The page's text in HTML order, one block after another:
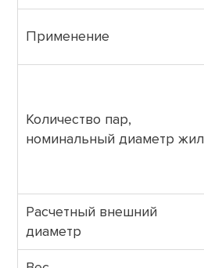
Применение
Количество пар,
номинальный диаметр жил
Расчетный внешний
диаметр